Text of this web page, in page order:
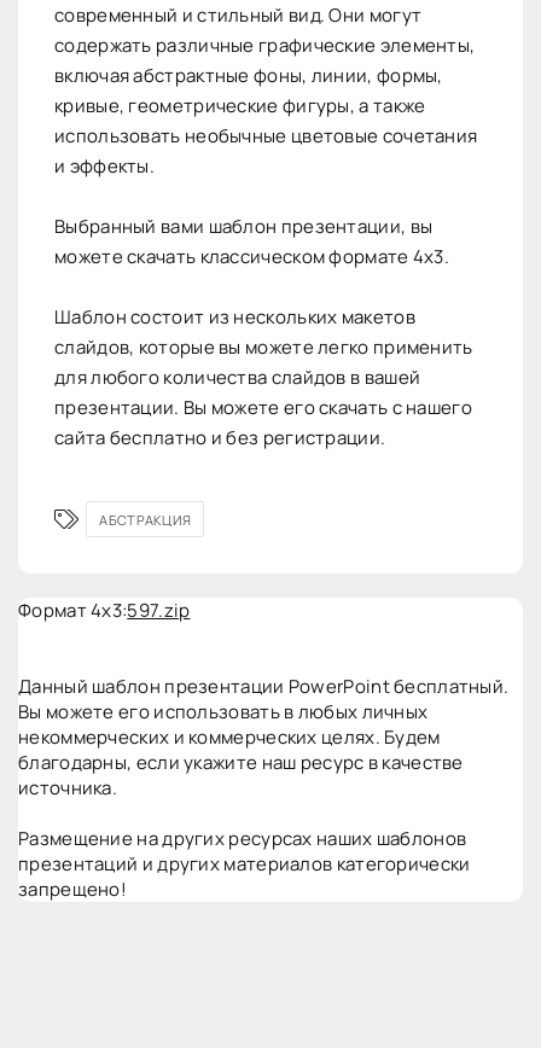
современный и стильный вид. Они могут
содержать различные графические элементы,
включая абстрактные фоны, линии, формы,
кривые, геометрические фигуры, а также
использовать необычные цветовые сочетания
и эффекты.
Выбранный вами шаблон презентации, вы
можете скачать классическом формате 4х3.
Шаблон состоит из нескольких макетов
слайдов, которые вы можете легко применить
для любого количества слайдов в вашей
презентации. Вы можете его скачать с нашего
сайта бесплатно и без регистрации.
АБСТРАКЦИЯ
Формат 4x3:597.zip
Данный шаблон презентации PowerPoint бесплатный.
Вы можете его использовать в любых личных
некоммерческих и коммерческих целях. Будем
благодарны, если укажите наш ресурс в качестве
источника.
Размещение на других ресурсах наших шаблонов
презентаций и других материалов категорически
запрещено!